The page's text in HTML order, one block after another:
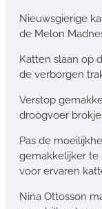
Nieuwsgierige
de Melon
Katten slaan op
de verborgen
Verstop
droogvoer
Pas de
gemakkelijker te
voor ervaren
Nina Ottosson